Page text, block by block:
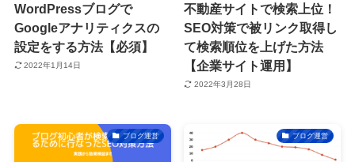
WordPressブログで
Googleアナリティクスの
設定をする方法【必須】
2022年1月14日
不動産サイトで検索上位！
SEO対策で被リンク取得し
て検索順位を上げた方法
【企業サイト運用】
2022年3月28日
ブログ運営 ブログ運営